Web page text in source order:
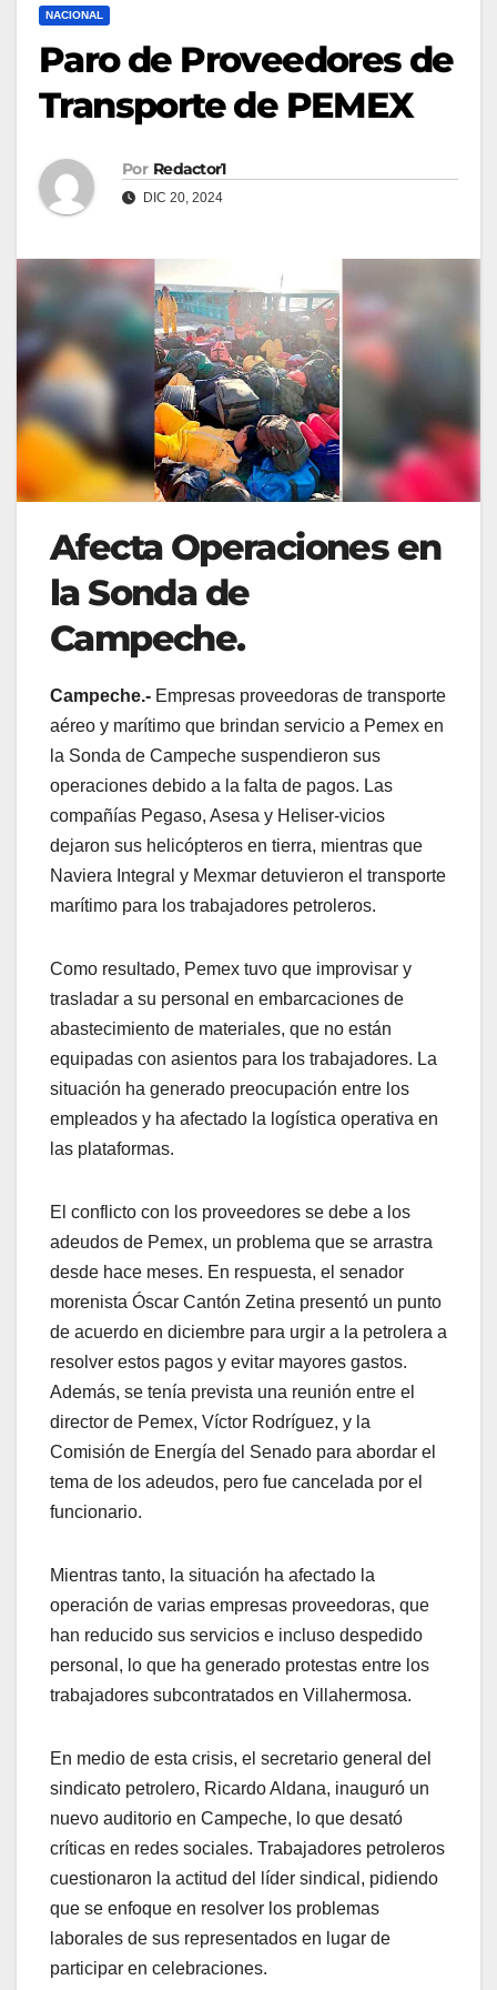
NACIONAL
Paro de Proveedores de
Transporte de PEMEX
Por Redactor1
DIC 20, 2024
Afecta Operaciones en
la Sonda de
Campeche.
Campeche.- Empresas proveedoras de transporte
aéreo y marítimo que brindan servicio a Pemex en
la Sonda de Campeche suspendieron sus
operaciones debido a la falta de pagos. Las
compañías Pegaso, Asesa y Heliser-vicios
dejaron sus helicópteros en tierra, mientras que
Naviera Integral y Mexmar detuvieron el transporte
marítimo para los trabajadores petroleros.
Como resultado, Pemex tuvo que improvisar y
trasladar a su personal en embarcaciones de
abastecimiento de materiales, que no están
equipadas con asientos para los trabajadores. La
situación ha generado preocupación entre los
empleados y ha afectado la logística operativa en
las plataformas.
El conflicto con los proveedores se debe a los
adeudos de Pemex, un problema que se arrastra
desde hace meses. En respuesta, el senador
morenista Óscar Cantón Zetina presentó un punto
de acuerdo en diciembre para urgir a la petrolera a
resolver estos pagos y evitar mayores gastos.
Además, se tenía prevista una reunión entre el
director de Pemex, Víctor Rodríguez, y la
Comisión de Energía del Senado para abordar el
tema de los adeudos, pero fue cancelada por el
funcionario.
Mientras tanto, la situación ha afectado la
operación de varias empresas proveedoras, que
han reducido sus servicios e incluso despedido
personal, lo que ha generado protestas entre los
trabajadores subcontratados en Villahermosa.
En medio de esta crisis, el secretario general del
sindicato petrolero, Ricardo Aldana, inauguró un
nuevo auditorio en Campeche, lo que desató
críticas en redes sociales. Trabajadores petroleros
cuestionaron la actitud del líder sindical, pidiendo
que se enfoque en resolver los problemas
laborales de sus representados en lugar de
participar en celebraciones.